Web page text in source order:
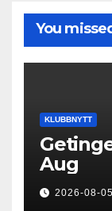
You
KLUBBNYTT
Aug
2026-08-05